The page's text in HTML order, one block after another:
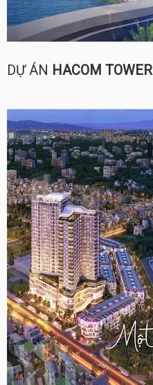
DỰ ÁN HACOM TOWER